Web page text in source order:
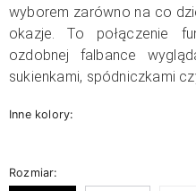
wyborem zarówno na co
okazje. To połączenie
ozdobnej falbance
sukienkami, spódniczkami
Inne kolory:
Rozmiar: